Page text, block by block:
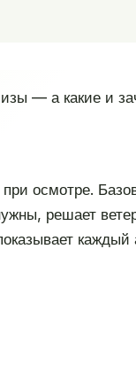
— а какие и
при осмотре.
решает
каждый